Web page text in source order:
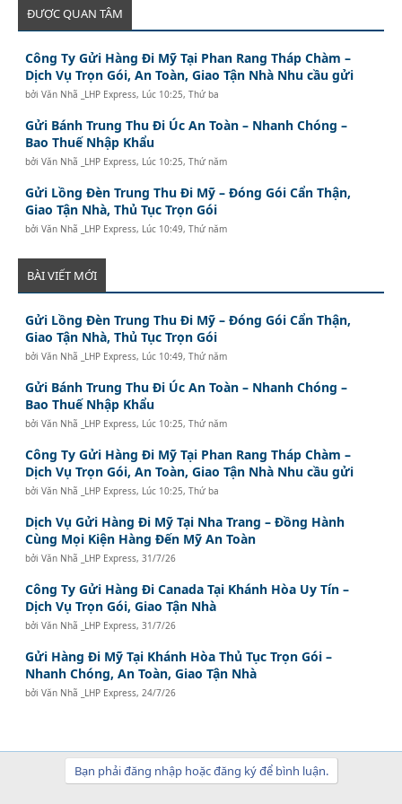
ĐƯỢC QUAN TÂM
Công Ty Gửi Hàng Đi Mỹ Tại Phan Rang Tháp Chàm –
Dịch Vụ Trọn Gói, An Toàn, Giao Tận Nhà Nhu cầu gửi
bởiVăn Nhã _LHP Express, Lúc 10:25, Thứ ba
Gửi Bánh Trung Thu Đi Úc An Toàn – Nhanh Chóng –
Bao Thuế Nhập Khẩu
bởiVăn Nhã _LHP Express, Lúc 10:25, Thứ năm
Gửi Lồng Đèn Trung Thu Đi Mỹ – Đóng Gói Cẩn Thận,
Giao Tận Nhà, Thủ Tục Trọn Gói
bởiVăn Nhã _LHP Express, Lúc 10:49, Thứ năm
BÀI VIẾT MỚI
Gửi Lồng Đèn Trung Thu Đi Mỹ – Đóng Gói Cẩn Thận,
Giao Tận Nhà, Thủ Tục Trọn Gói
bởiVăn Nhã _LHP Express, Lúc 10:49, Thứ năm
Gửi Bánh Trung Thu Đi Úc An Toàn – Nhanh Chóng –
Bao Thuế Nhập Khẩu
bởiVăn Nhã _LHP Express, Lúc 10:25, Thứ năm
Công Ty Gửi Hàng Đi Mỹ Tại Phan Rang Tháp Chàm –
Dịch Vụ Trọn Gói, An Toàn, Giao Tận Nhà Nhu cầu gửi
bởiVăn Nhã _LHP Express, Lúc 10:25, Thứ ba
Dịch Vụ Gửi Hàng Đi Mỹ Tại Nha Trang – Đồng Hành
Cùng Mọi Kiện Hàng Đến Mỹ An Toàn
bởiVăn Nhã _LHP Express,31/7/26
Công Ty Gửi Hàng Đi Canada Tại Khánh Hòa Uy Tín –
Dịch Vụ Trọn Gói, Giao Tận Nhà
bởiVăn Nhã _LHP Express,31/7/26
Gửi Hàng Đi Mỹ Tại Khánh Hòa Thủ Tục Trọn Gói –
Nhanh Chóng, An Toàn, Giao Tận Nhà
bởiVăn Nhã _LHP Express, 24/7/26
Bạn phải đăng nhập hoặc đăng ký để bình luận.